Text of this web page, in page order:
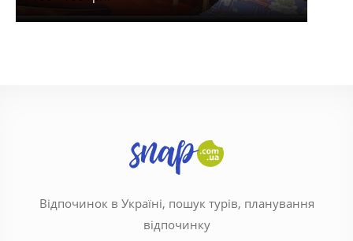
Відпочинок в Україні, пошук турів, планування
відпочинку